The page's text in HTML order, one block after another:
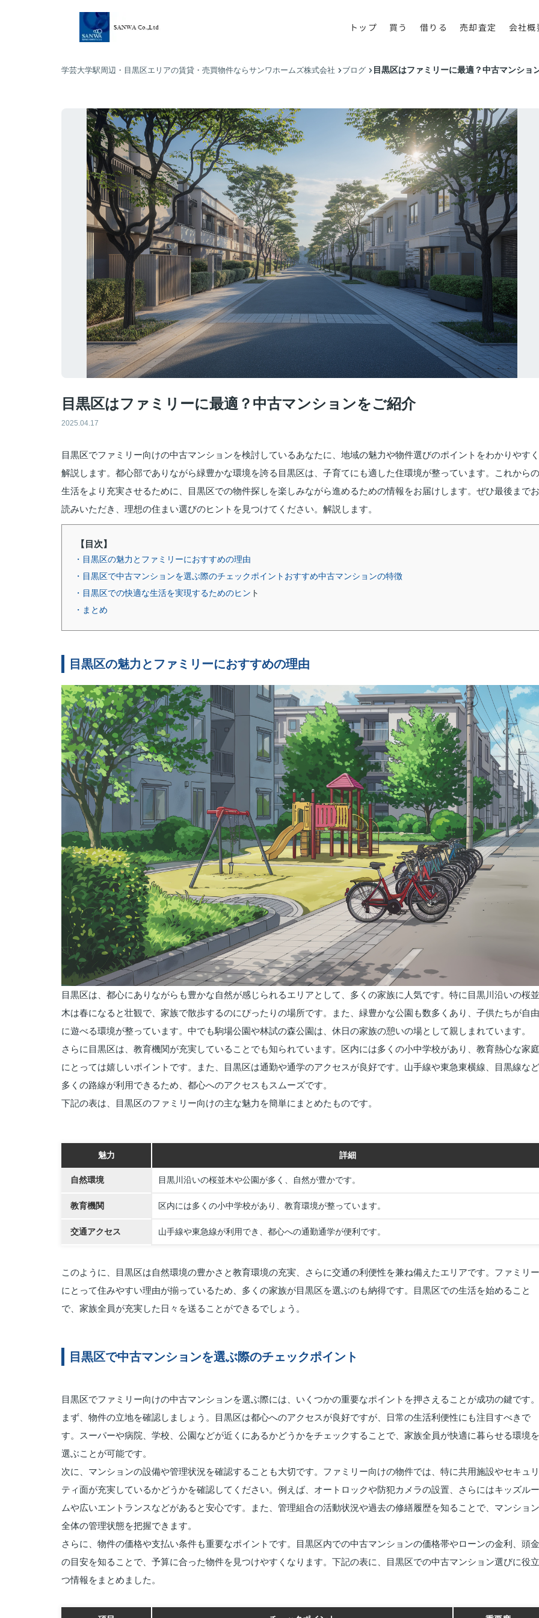
トップ 買う 借りる 売却査定 会社概
学芸大学駅周辺・目黒区エリアの賃貸・売買物件ならサンワホームズ株式会社 ブログ 目黒区はファミリーに最適？中古マンショ
目黒区はファミリーに最適？中古マンションをご紹介
2025.04.17
目黒区でファミリー向けの中古マンションを検討しているあなたに、地域の魅力や物件選びのポイントをわかりやすく
解説します。都心部でありながら緑豊かな環境を誇る目黒区は、子育てにも適した住環境が整っています。これからの
生活をより充実させるために、目黒区での物件探しを楽しみながら進めるための情報をお届けします。ぜひ最後までお
読みいただき、理想の住まい選びのヒントを見つけてください。解説します。
【目次】
・目黒区の魅力とファミリーにおすすめの理由
・目黒区で中古マンションを選ぶ際のチェックポイント おすすめ中古マンションの特徴
・目黒区での快適な生活を実現するためのヒン ト
・まとめ
目黒区の魅力とファミリーにおすすめの理由
目黒区は、都心にありながらも豊かな自然が感じられるエリアとして、多くの家族に人気です。特に目黒川沿いの桜並
木は春になると壮観で、家族で散歩するのにぴったりの場所です。また、緑豊かな公園も数多くあり、子供たちが自由
に遊べる環境が整っています。中でも駒場公園や林試の森公園は、休日の家族の憩いの場として親しまれています。
さらに目黒区は、教育機関が充実していることでも知られています。区内には多くの小中学校があり、教育熱心な家庭
にとっては嬉しいポイントです。また、目黒区は通勤や通学のアクセスが良好です。山手線や東急東横線、目黒線など
多くの路線が利用できるため、都心へのアクセスもスムーズです。
下記の表は、目黒区のファミリー向けの主な魅力を簡単にまとめたものです。
魅力 詳細
自然環境 目黒川沿いの桜並木や公園が多く、自然が豊かです。
教育機関 区内には多くの小中学校があり、教育環境が整っています。
交通アクセス 山手線や東急線が利用でき、都心への通勤通学が便利です。
このように、目黒区は自然環境の豊かさと教育環境の充実、さらに交通の利便性を兼ね備えたエリアです。ファミリー
にとって住みやすい理由が揃っているため、多くの家族が目黒区を選ぶのも納得です。目黒区での生活を始めること
で、家族全員が充実した日々を送ることができるでしょう。
目黒区で中古マンションを選ぶ際のチェックポイント
目黒区でファミリー向けの中古マンションを選ぶ際には、いくつかの重要なポイントを押さえることが成功の鍵です。
まず、物件の立地を確認しましょう。目黒区は都心へのアクセスが良好ですが、日常の生活利便性にも注目すべきで
す。スーパーや病院、学校、公園などが近くにあるかどうかをチェックすることで、家族全員が快適に暮らせる環境を
選ぶことが可能です。
次に、マンションの設備や管理状況を確認することも大切です。ファミリー向けの物件では、特に共用施設やセキュリ
ティ面が充実しているかどうかを確認してください。例えば、オートロックや防犯カメラの設置、さらにはキッズルー
ムや広いエントランスなどがあると安心です。また、管理組合の活動状況や過去の修繕履歴を知ることで、マンション
全体の管理状態を把握できます。
さらに、物件の価格や支払い条件も重要なポイントです。目黒区内での中古マンションの価格帯やローンの金利、頭金
の目安を知ることで、予算に合った物件を見つけやすくなります。下記の表に、目黒区での中古マンション選びに役立
つ情報をまとめました。